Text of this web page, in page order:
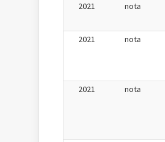
2021 nota
2021 nota
2021 nota